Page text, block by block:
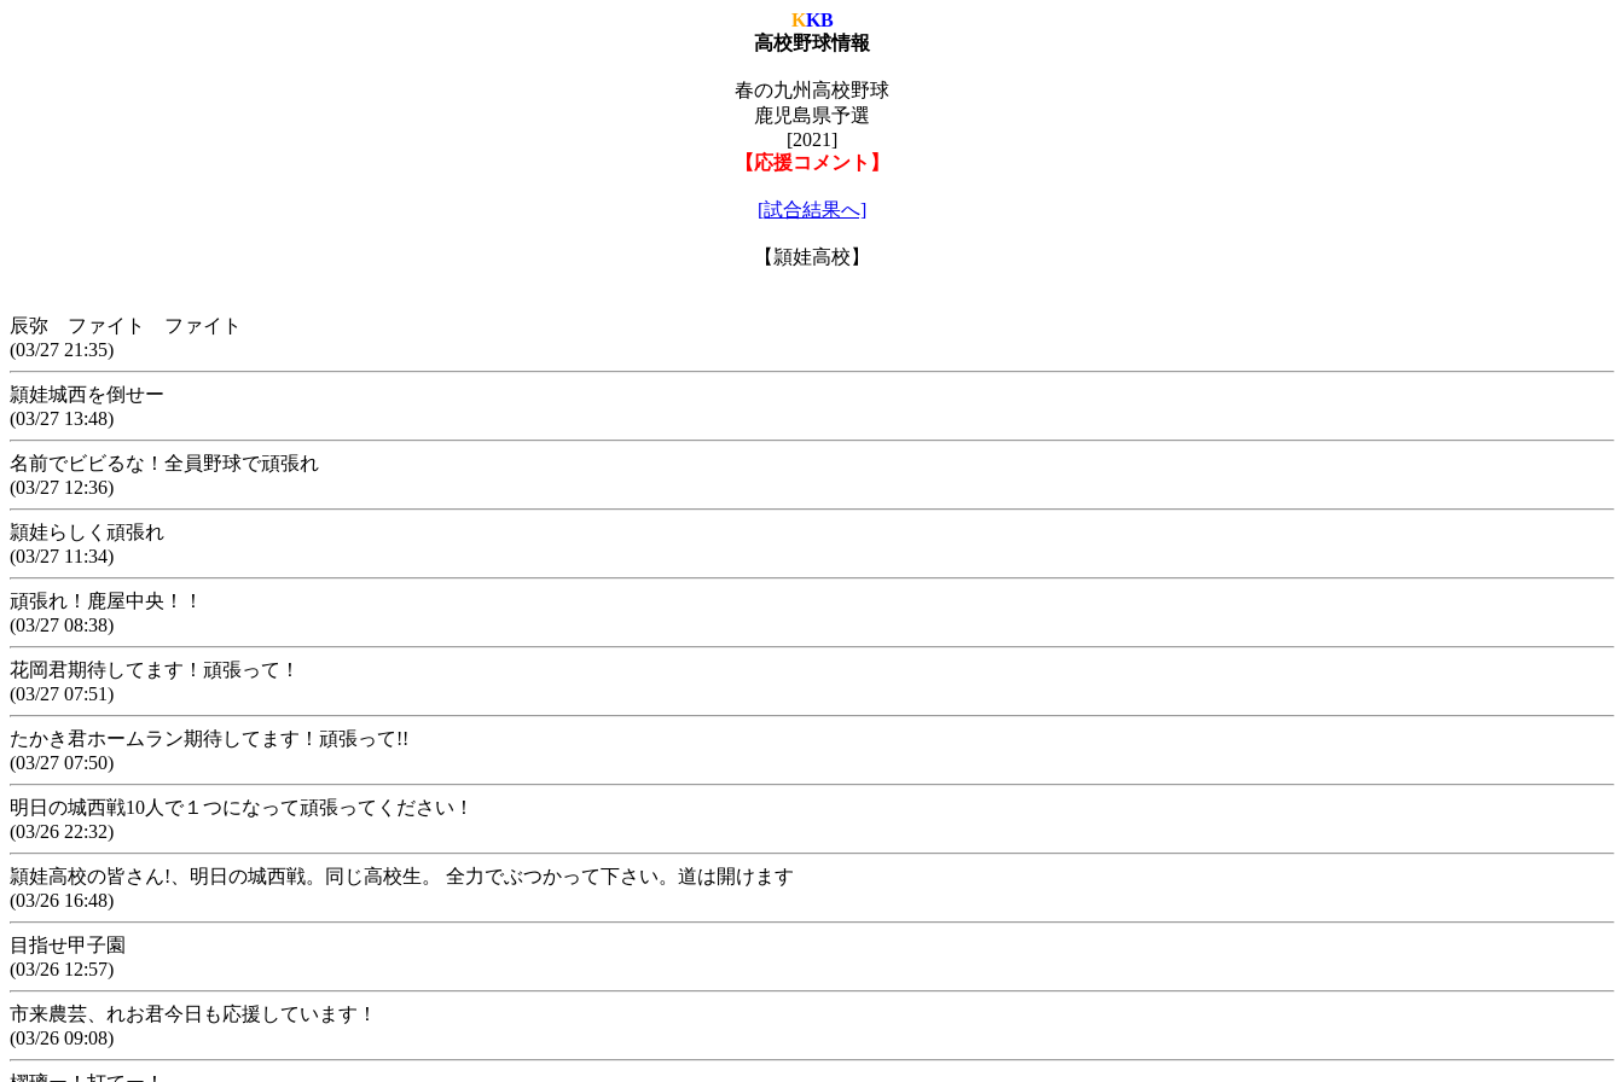
KKB
高校野球情報
春の九州高校野球
鹿児島県予選
[2021]
【応援コメント】
[試合結果へ]
【頴娃高校】
辰弥 ファイト ファイト
(03/27 21:35)
頴娃城西を倒せー
(03/27 13:48)
名前でビビるな！全員野球で頑張れ
(03/27 12:36)
頴娃らしく頑張れ
(03/27 11:34)
頑張れ！鹿屋中央！！
(03/27 08:38)
花岡君期待してます！頑張って！
(03/27 07:51)
たかき君ホームラン期待してます！頑張って!!
(03/27 07:50)
明日の城西戦10人で１つになって頑張ってください！
(03/26 22:32)
頴娃高校の皆さん!、明日の城西戦。同じ高校生。 全力でぶつかって下さい。道は開けます
(03/26 16:48)
目指せ甲子園
(03/26 12:57)
市来農芸、れお君今日も応援しています！
(03/26 09:08)